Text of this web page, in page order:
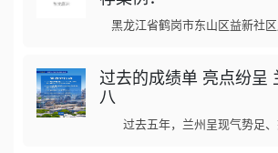
黑龙江省鹤岗市东山区益新社
过去的成绩单 亮点纷呈
八
过去五年，兰州呈现气势足、